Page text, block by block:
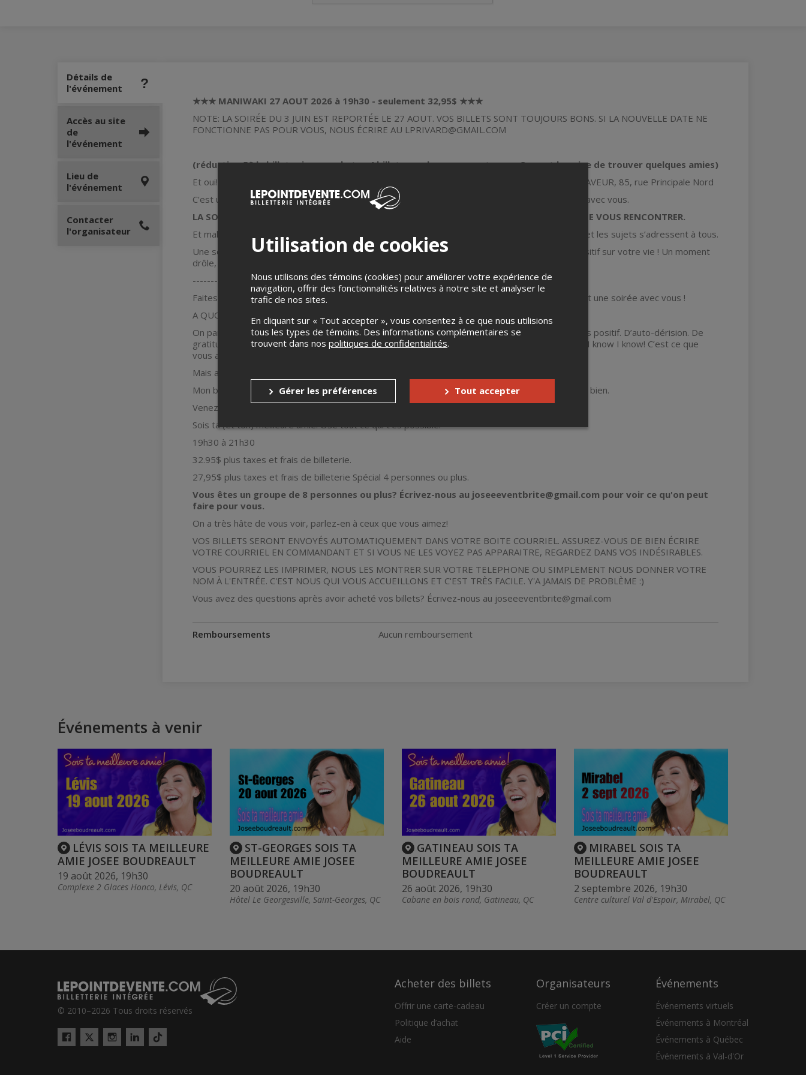
Détails de
l'événement
★★★ MANIWAKI 27 AOUT 2026 à 19h30 - seulement 32,95$ ★★★
NOTE: LA SOIRÉE DU 3 JUIN EST REPORTÉE LE 27 AOUT. VOS BILLETS SONT TOUJOURS BONS. SI LA NOUVELLE DATE NE
FONCTIONNE PAS POUR VOUS, NOUS ÉCRIRE AU LPRIVARD@GMAIL.COM
(réduction 5$ le billets si vous achetez 4 billets ou plus en meme temps. Ça vaut la peine de trouver quelques amies)
Et oui! L'événement « Sois ta meilleure amie ! » DE RETOUR À MANIWAKI! A L'AUBERGE DU DRAVEUR, 85, rue Principale Nord
C'est une salle intime, parfaite pour vous accueillir, vous rencontrer et passer une super soirée avec vous.
LA SOIRÉE LA PLUS DROLE ET POSITIVE. UN ÉVÉNEMENT À NE PAS MANQUER! ON A HATE DE VOUS RENCONTRER.
Et malgré le nom c’est autant pour les hommes que les femmes! Louis-Philippe est là avec moi et les sujets s’adressent à tous.
Une soirée qui a pour but de vous faire rire un bon coup et vous aider à jeter un regard plus positif sur votre vie ! Un moment
drôle, lumineux, rempli d’énergie.
----------------
Faites vite ! On a hâte de vous voir. On vous accueille à la porte, on vous jase, on passe vraiment une soirée avec vous !
A QUOI S’ATTENDRE?
On parle de bonheur à travers l'amour de soi et l'auto-compassion. De voir la vie avec un œil plus positif. D’auto-dérision. De
gratitude, qui fait toute la différence dans la vie. Vous voulez savoir c’est quoi Les qualifauts! Le I know I know! C’est ce que
vous allez apprendre.
Mais au-delà de tout ça, c’est une soirée très drôle. On rit beaucoup.
Mon but c’est que vous partiez avec un grand sourire dans le visage. C’est une soirée qui fait du bien.
Venez seule, en couple ou avec votre belle gang! De toute façon on va rire en masse!
Sois ta (et ton) meilleure amie! Ose tout ce qui t’es possible!
19h30 à 21h30
32.95$ plus taxes et frais de billeterie.
27,95$ plus taxes et frais de billeterie Spécial 4 personnes ou plus.
Vous êtes un groupe de 8 personnes ou plus? Écrivez-nous au joseeeventbrite@gmail.com pour voir ce qu'on peut
faire pour vous.
On a très hâte de vous voir, parlez-en à ceux que vous aimez!
VOS BILLETS SERONT ENVOYÉS AUTOMATIQUEMENT DANS VOTRE BOITE COURRIEL. ASSUREZ-VOUS DE BIEN ÉCRIRE
VOTRE COURRIEL EN COMMANDANT ET SI VOUS NE LES VOYEZ PAS APPARAITRE, REGARDEZ DANS VOS INDÉSIRABLES.
VOUS POURREZ LES IMPRIMER, NOUS LES MONTRER SUR VOTRE TELEPHONE OU SIMPLEMENT NOUS DONNER VOTRE
NOM À L'ENTRÉE. C'EST NOUS QUI VOUS ACCUEILLONS ET C'EST TRÈS FACILE. Y'A JAMAIS DE PROBLÈME :)
Vous avez des questions après avoir acheté vos billets? Écrivez-nous au joseeeventbrite@gmail.com
Remboursements Aucun remboursement
Accès au site
de
l'événement
Lieu de
l'événement
Contacter
l'organisateur
Événements à venir
LÉVIS SOIS TA MEILLEURE
AMIE JOSEE BOUDREAULT
19 août 2026, 19h30
Complexe 2 Glaces Honco, Lévis, QC
ST-GEORGES SOIS TA
MEILLEURE AMIE JOSEE
BOUDREAULT
20 août 2026, 19h30
Hôtel Le Georgesville, Saint-Georges, QC
GATINEAU SOIS TA
MEILLEURE AMIE JOSEE
BOUDREAULT
26 août 2026, 19h30
Cabane en bois rond, Gatineau, QC
MIRABEL SOIS TA
MEILLEURE AMIE JOSEE
BOUDREAULT
2 septembre 2026, 19h30
Centre culturel Val d'Espoir, Mirabel, QC
© 2010–2026 Tous droits réservés
Facebook
Twitter
InstagramLinkedIn
Tiktok
Acheter des billets
Offrir une carte-cadeau
Politique d’achat
Aide
Organisateurs
Créer un compte
Événements
Événements virtuels
Événements à Montréal
Événements à Québec
Événements à Val-d'Or
Utilisation de cookies
Nous utilisons des témoins (cookies) pour améliorer votre expérience de
navigation, offrir des fonctionnalités relatives à notre site et analyser le
trafic de nos sites.
En cliquant sur « Tout accepter », vous consentez à ce que nous utilisions
tous les types de témoins. Des informations complémentaires se
trouvent dans nos politiques de confidentialités.
Gérer les préférences Tout accepter